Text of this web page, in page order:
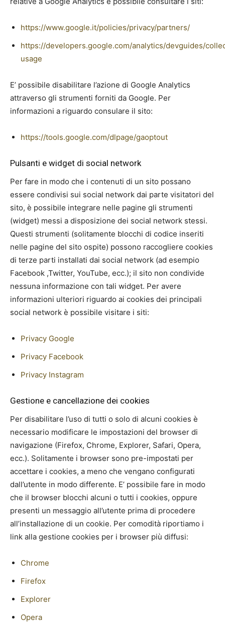
https://www.google.it/policies/privacy/partners/
https://developers.google.com/analytics/devguides/
usage
E’ possibile disabilitare l’azione di Google Analytics
attraverso gli strumenti forniti da Google. Per
informazioni a riguardo consulare il sito:
https://tools.google.com/dlpage/gaoptout
Pulsanti e widget di social network
Per fare in modo che i contenuti di un sito possano
essere condivisi sui social network dai parte visitatori del
sito, è possibile integrare nelle pagine gli strumenti
(widget) messi a disposizione dei social network stessi.
Questi strumenti (solitamente blocchi di codice inseriti
nelle pagine del sito ospite) possono raccogliere cookies
di terze parti installati dai social network (ad esempio
Facebook ,Twitter, YouTube, ecc.); il sito non condivide
nessuna informazione con tali widget. Per avere
informazioni ulteriori riguardo ai cookies dei principali
social network è possibile visitare i siti:
Privacy Google
Privacy Facebook
Privacy Instagram
Gestione e cancellazione dei cookies
Per disabilitare l’uso di tutti o solo di alcuni cookies è
necessario modificare le impostazioni del browser di
navigazione (Firefox, Chrome, Explorer, Safari, Opera,
ecc.). Solitamente i browser sono pre-impostati per
accettare i cookies, a meno che vengano configurati
dall’utente in modo differente. E’ possibile fare in modo
che il browser blocchi alcuni o tutti i cookies, oppure
presenti un messaggio all’utente prima di procedere
all’installazione di un cookie. Per comodità riportiamo i
link alla gestione cookies per i browser più diffusi:
Chrome
Firefox
Explorer
Opera